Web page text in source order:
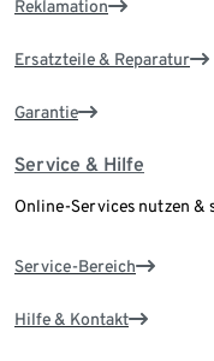
Reklamation
Ersatzteile & Reparatur
Garantie
Service & Hilfe
Online-Services nutzen
Service-Bereich
Hilfe & Kontakt